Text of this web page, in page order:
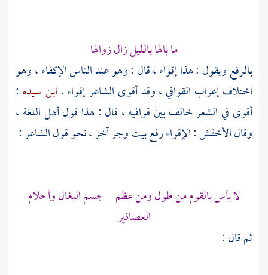
ما بالها بالليل زال زوالها
بالرفع ويقول : هذا إقواء ، قال : وهو عند الناس الإكفاء ، وهو
اختلاف إعراب القوافي ، وقد أقوى الشاعر إقواء . ابن سيده :
أقوى في الشعر خالف بين قوافيه ، قال : هذا قول أهل اللغة ،
وقالالأخفش: الإقواء رفع بيت وجر آخر ، نحو قول الشاعر :
لا بأس بالقوم من طول ومن عظم جسم البغال وأحلام
العصافير
ثم قال :